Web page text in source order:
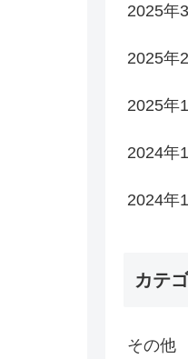
2025年
2025年
2025年
2024年
2024年
カテ
その他